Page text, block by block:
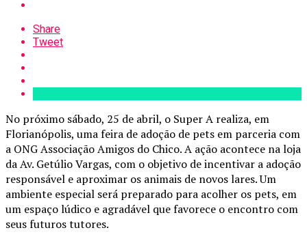
Share
Tweet
No próximo sábado, 25 de abril, o Super A realiza, em
Florianópolis, uma feira de adoção de pets em parceria com
a ONG Associação Amigos do Chico. A ação acontece na loja
da Av. Getúlio Vargas, com o objetivo de incentivar a adoção
responsável e aproximar os animais de novos lares. Um
ambiente especial será preparado para acolher os pets, em
um espaço lúdico e agradável que favorece o encontro com
seus futuros tutores.